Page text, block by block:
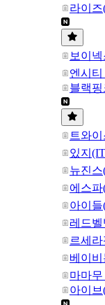
라이
보이
엔시
블랙
트와
있지
뉴진스
에스파
아이들
레드벨
르세
베이
마마무
아이